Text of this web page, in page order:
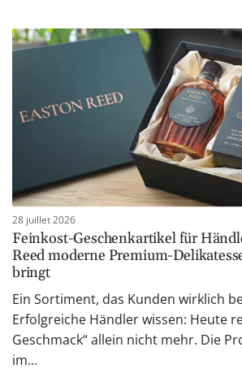
28 juillet 2026
Feinkost-Geschenkartikel für
Reed moderne Premium-
bringt
Ein Sortiment, das Kunden wirklich
Erfolgreiche Händler wissen: Heute
Geschmack“ allein nicht mehr. Die
im...